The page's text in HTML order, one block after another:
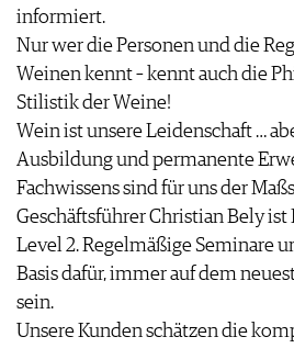
informiert.
Nur wer die Personen und die
Weinen kennt – kennt auch die
Stilistik der Weine!
Wein ist unsere Leidenschaft …
Ausbildung und permanente
Fachwissens sind für uns der
Geschäftsführer Christian Bely ist
Level 2. Regelmäßige Seminare
Basis dafür, immer auf dem
sein.
Unsere Kunden schätzen die